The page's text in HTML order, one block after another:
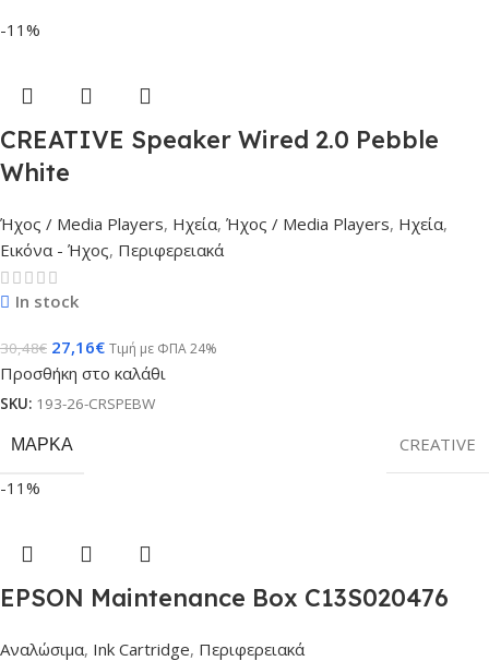
-11%
CREATIVE Speaker Wired 2.0 Pebble
White
Ήχος / Media Players, Ηχεία, Ήχος / Media Players, Ηχεία,
Εικόνα - Ήχος, Περιφερειακά
In stock
30,48€ 27,16€ Τιμή με ΦΠΑ 24%
Προσθήκη στο καλάθι
SKU: 193-26-CRSPEBW
ΜΆΡΚΑ
CREATIVE
-11%
EPSON Maintenance Box C13S020476
Αναλώσιμα, Ink Cartridge, Περιφερειακά